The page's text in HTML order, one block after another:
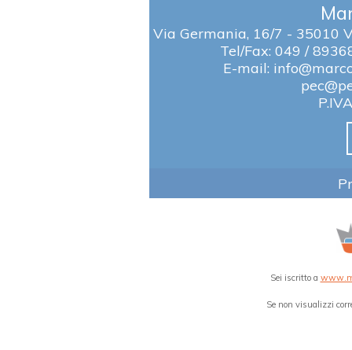
Via Germania, 16/7 - 35010
Tel/Fax: 049 /
E-mail:
Sei iscritto a
Se non visualizzi